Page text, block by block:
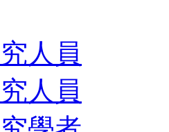
人員
人員